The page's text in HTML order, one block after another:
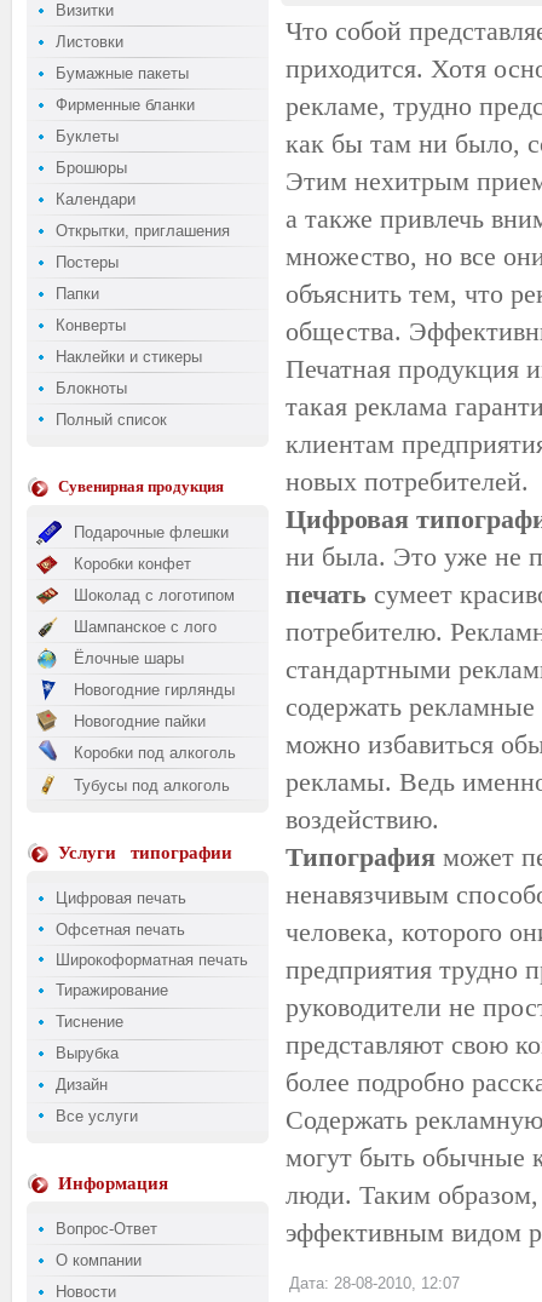
Визитки
Листовки
Бумажные пакеты
Фирменные бланки
Буклеты
Брошюры
Календари
Открытки, приглашения
Постеры
Папки
Конверты
Наклейки и стикеры
Блокноты
Полный список
Сувенирная продукция
Подарочные флешки
Коробки конфет
Шоколад с логотипом
Шампанское с лого
Ёлочные шары
Новогодние гирлянды
Новогодние пайки
Коробки под алкоголь
Тубусы под алкоголь
Услуги типографии
Цифровая печать
Офсетная печать
Широкоформатная печать
Тиражирование
Тиснение
Вырубка
Дизайн
Все услуги
Информация
Вопрос-Ответ
О компании
Новости
Что собой
приходится. Хотя
рекламе, трудно
как бы там ни было,
Этим нехитрым
а также привлечь
множество, но все
объяснить тем, что
общества.
Печатная продукция
такая реклама
клиентам
новых потребителей.
Цифровая
ни была. Это уже не
печать сумеет
потребителю.
стандартными
содержать
можно избавиться
рекламы. Ведь
воздействию.
Типография может
ненавязчивым
человека, которого
предприятия трудно
руководители не
представляют свою
более подробно
Содержать
могут быть обычные
люди. Таким образом,
эффективным видом
Дата: 28-08-2010, 12:07